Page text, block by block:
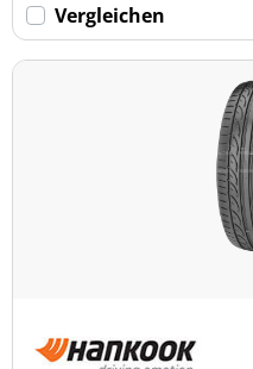
Vergleichen